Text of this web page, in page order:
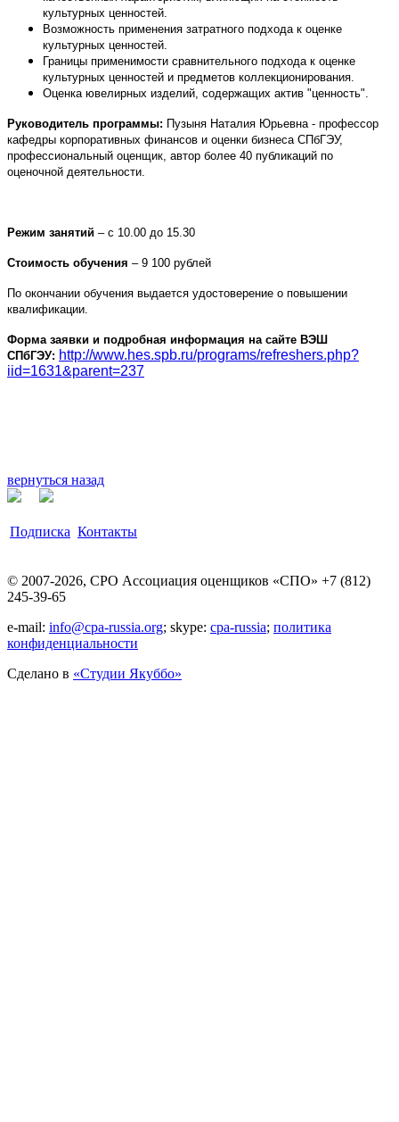
культурных ценностей.
Возможность применения затратного подхода к оценке
культурных ценностей.
Границы применимости сравнительного подхода к оценке
культурных ценностей и предметов коллекционирования.
Оценка ювелирных изделий, содержащих актив "ценность".
Руководитель программы: Пузыня Наталия Юрьевна - профессор
кафедры корпоративных финансов и оценки бизнеса СПбГЭУ,
профессиональный оценщик, автор более 40 публикаций по
оценочной деятельности.
Режим занятий – с 10.00 до 15.30
Стоимость обучения – 9 100 рублей
По окончании обучения выдается удостоверение о повышении
квалификации.
Форма заявки и подробная информация на сайте ВЭШ
СПбГЭУ: http://www.hes.spb.ru/programs/refreshers.php?
iid=1631&parent=237
вернуться назад
Подписка Контакты
© 2007-2026, СРО Ассоциация оценщиков «СПО» +7 (812)
245-39-65
e-mail: info@cpa-russia.org; skype: cpa-russia; политика
конфиденциальности
Сделано в «Cтудии Якуббо»